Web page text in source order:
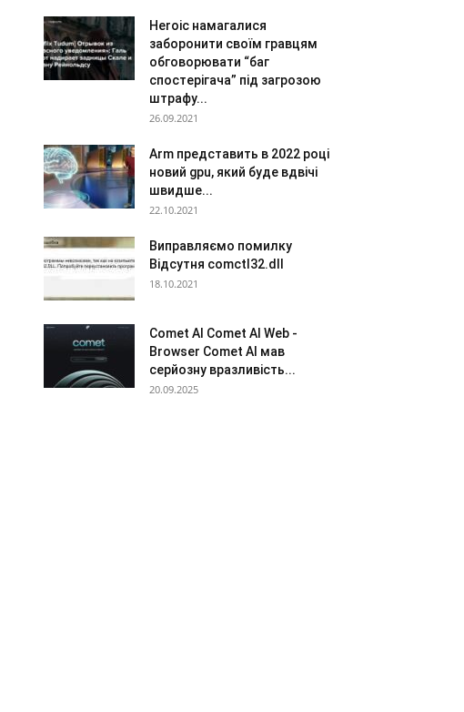
Heroic намагалися
заборонити своїм гравцям
обговорювати “баг
спостерігача” під загрозою
штрафу...
26.09.2021
Arm представить в 2022 році
новий gpu, який буде вдвічі
швидше...
22.10.2021
Виправляємо помилку
Відсутня comctl32.dll
18.10.2021
Comet AI Comet AI Web -
Browser Comet AI мав
серйозну вразливість...
20.09.2025